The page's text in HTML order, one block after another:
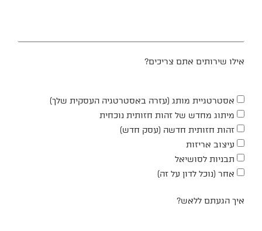
אילו שירותים אתם צריכים?
אסטרטגיית מותג (עזרה באסטרטגיה העסקית שלך)
מיתוג מחדש של זהות חזותית נוכחית
זהות חזותית חדשה (עסק חדש)
עיצוב אריזות
תבניות לסושיאל
אחר (נוכל לדון על זה)
איך הגעתם ללאש?